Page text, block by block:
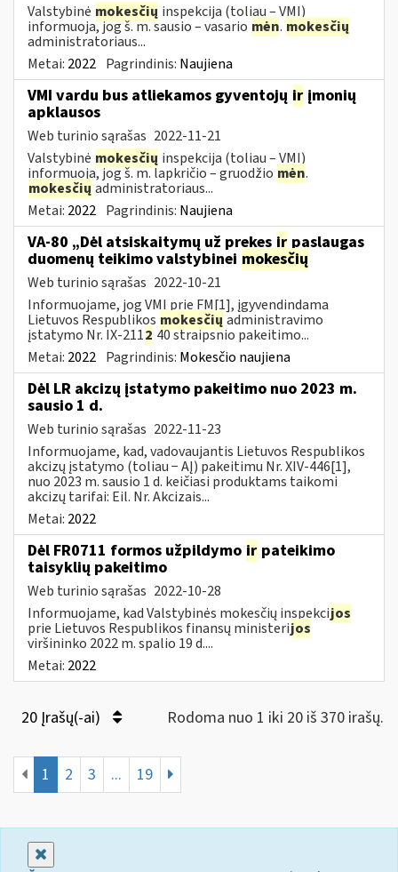
Valstybinė mokesčių inspekcija (toliau – VMI)
informuoja, jog š. m. sausio – vasario mėn. mokesčių
administratoriaus...
Metai: 2022 Pagrindinis: Naujiena
VMI vardu bus atliekamos gyventojų ir įmonių
apklausos
Web turinio sąrašas 2022-11-21
Valstybinė mokesčių inspekcija (toliau – VMI)
informuoja, jog š. m. lapkričio – gruodžio mėn.
mokesčių administratoriaus...
Metai: 2022 Pagrindinis: Naujiena
VA-80 „Dėl atsiskaitymų už prekes ir paslaugas
duomenų teikimo valstybinei mokesčių
Web turinio sąrašas 2022-10-21
Informuojame, jog VMI prie FM[1], įgyvendindama
Lietuvos Respublikos mokesčių administravimo
įstatymo Nr. IX-2112 40 straipsnio pakeitimo...
Metai: 2022 Pagrindinis: Mokesčio naujiena
Dėl LR akcizų įstatymo pakeitimo nuo 2023 m.
sausio 1 d.
Web turinio sąrašas 2022-11-23
Informuojame, kad, vadovaujantis Lietuvos Respublikos
akcizų įstatymo (toliau − AĮ) pakeitimu Nr. XIV-446[1],
nuo 2023 m. sausio 1 d. keičiasi produktams taikomi
akcizų tarifai: Eil. Nr. Akcizais...
Metai: 2022
Dėl FR0711 formos užpildymo ir pateikimo
taisyklių pakeitimo
Web turinio sąrašas 2022-10-28
Informuojame, kad Valstybinės mokesčių inspekcijos
prie Lietuvos Respublikos finansų ministerijos
viršininko 2022 m. spalio 19 d....
Metai: 2022
20 Įrašų(-ai) Rodoma nuo 1 iki 20 iš 370 irašų.
1 2 3 ... 19